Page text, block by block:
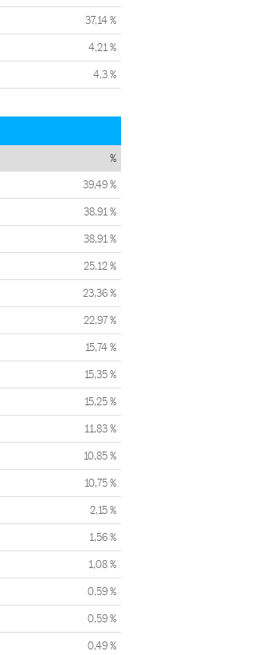
37,14 %
4,21 %
4,3 %
%
39,49 %
38,91 %
38,91 %
25,12 %
23,36 %
22,97 %
15,74 %
15,35 %
15,25 %
11,83 %
10,85 %
10,75 %
2,15 %
1,56 %
1,08 %
0,59 %
0,59 %
0,49 %